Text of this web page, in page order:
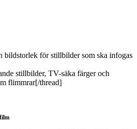
bildstorlek för stillbilder som ska infogas
stillbilder, TV-säka färger och
flimmrar[/thread]